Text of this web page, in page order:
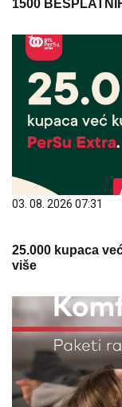
1500
03. 08. 2026 07:31
25.000 kupaca
više